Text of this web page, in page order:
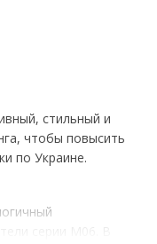
стильный и
чтобы повысить
по Украине.